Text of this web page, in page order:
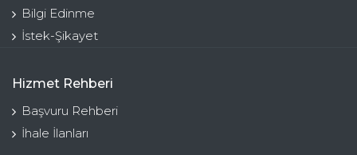
Bilgi Edinme
İstek-Şikayet
Hizmet Rehberi
Başvuru Rehberi
İhale İlanları